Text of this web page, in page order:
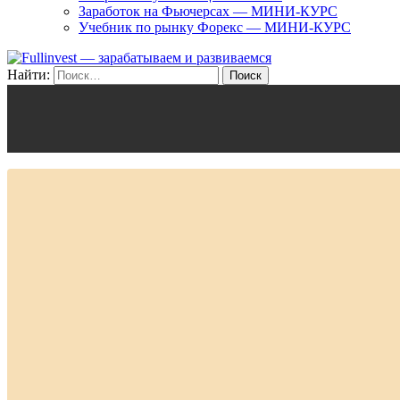
Заработок на Фьючерсах — МИНИ-КУРС
Учебник по рынку Форекс — МИНИ-КУРС
Найти: